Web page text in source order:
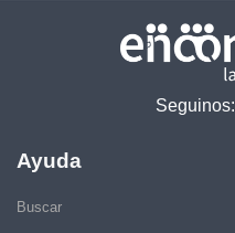
Seguinos:
Ayuda
Buscar